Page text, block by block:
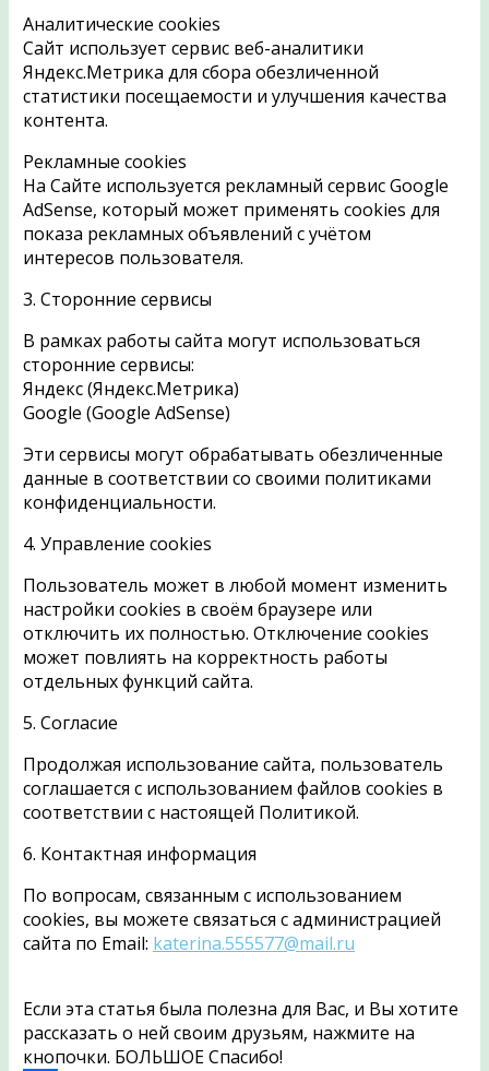
Аналитические cookies
Сайт использует сервис веб-аналитики
Яндекс.Метрика для сбора обезличенной
статистики посещаемости и улучшения качества
контента.
Рекламные cookies
На Сайте используется рекламный сервис Google
AdSense, который может применять cookies для
показа рекламных объявлений с учётом
интересов пользователя.
3. Сторонние сервисы
В рамках работы сайта могут использоваться
сторонние сервисы:
Яндекс (Яндекс.Метрика)
Google (Google AdSense)
Эти сервисы могут обрабатывать обезличенные
данные в соответствии со своими политиками
конфиденциальности.
4. Управление cookies
Пользователь может в любой момент изменить
настройки cookies в своём браузере или
отключить их полностью. Отключение cookies
может повлиять на корректность работы
отдельных функций сайта.
5. Согласие
Продолжая использование сайта, пользователь
соглашается с использованием файлов cookies в
соответствии с настоящей Политикой.
6. Контактная информация
По вопросам, связанным с использованием
cookies, вы можете связаться с администрацией
сайта по Email: katerina.555577@mail.ru
Если эта статья была полезна для Вас, и Вы хотите
рассказать о ней своим друзьям, нажмите на
кнопочки. БОЛЬШОЕ Спасибо!